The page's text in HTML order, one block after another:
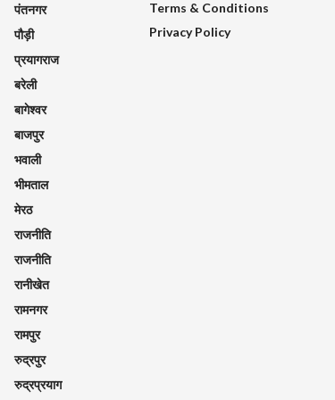
पंतनगर
पौड़ी
प्रयागराज
बरेली
बागेश्वर
बाजपुर
भवाली
भीमताल
मेरठ
राजनीति
राजनीति
रानीखेत
रामनगर
रामपुर
रुद्रपुर
रुद्रप्रयाग
Terms & Conditions
Privacy Policy